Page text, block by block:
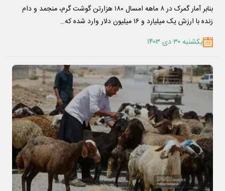
بنابر آمار گمرک در ۸ ماهه امسال ۱۸۰ هزارتن گوشت گرم، منجمد و دام
زنده با ارزش یک میلیارد و ۱۶ میلیون دلار وارد شده که…
یکشنبه ۳۰ دی ۱۴۰۳